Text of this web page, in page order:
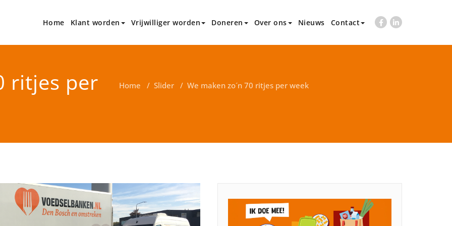
Home Klant worden Vrijwilliger worden Doneren Over ons Nieuws Contact
ritjes per
Home / Slider / We maken zo´n 70 ritjes per week